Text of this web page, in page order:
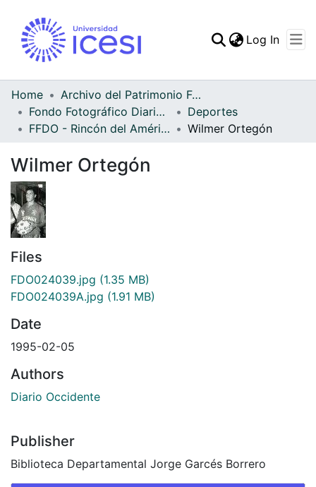
Statistics
Log In
Home
Archivo del Patrimonio Fotográfico y Fílmico del Valle del Cauca
Fondo Fotográfico Diario Occidente
Deportes
FFDO - Rincón del América - Patrimonial
Wilmer Ortegón
Wilmer Ortegón
Files
FDO024039.jpg (1.35 MB)
FDO024039A.jpg (1.91 MB)
Date
1995-02-05
Authors
Diario Occidente
Publisher
Biblioteca Departamental Jorge Garcés Borrero